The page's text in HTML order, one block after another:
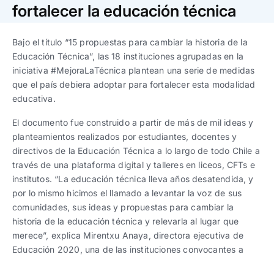
Trabaja con nosotros
Ver todo
Español English
Ver todas
Ver todas
progresivos de gestión
Ver todos
Español English
Español |English
Español |English
fortalecer la educación técnica
Bajo el título “15 propuestas para cambiar la historia de la
Educación Técnica”, las 18 instituciones agrupadas en la
iniciativa #MejoraLaTécnica plantean una serie de medidas
que el país debiera adoptar para fortalecer esta modalidad
educativa.
El documento fue construido a partir de más de mil ideas y
planteamientos realizados por estudiantes, docentes y
directivos de la Educación Técnica a lo largo de todo Chile a
través de una plataforma digital y talleres en liceos, CFTs e
institutos. “La educación técnica lleva años desatendida, y
por lo mismo hicimos el llamado a levantar la voz de sus
comunidades, sus ideas y propuestas para cambiar la
historia de la educación técnica y relevarla al lugar que
merece”, explica Mirentxu Anaya, directora ejecutiva de
Educación 2020, una de las instituciones convocantes a